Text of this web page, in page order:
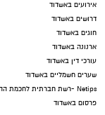
אירועים באשדוד
דרושים באשדוד
חוגים באשדוד
ארנונה באשדוד
עורכי דין באשדוד
שערים חשמליים באשדוד
Netips -רשת חברתית לחכמת ההמונים
פרסום באשדוד